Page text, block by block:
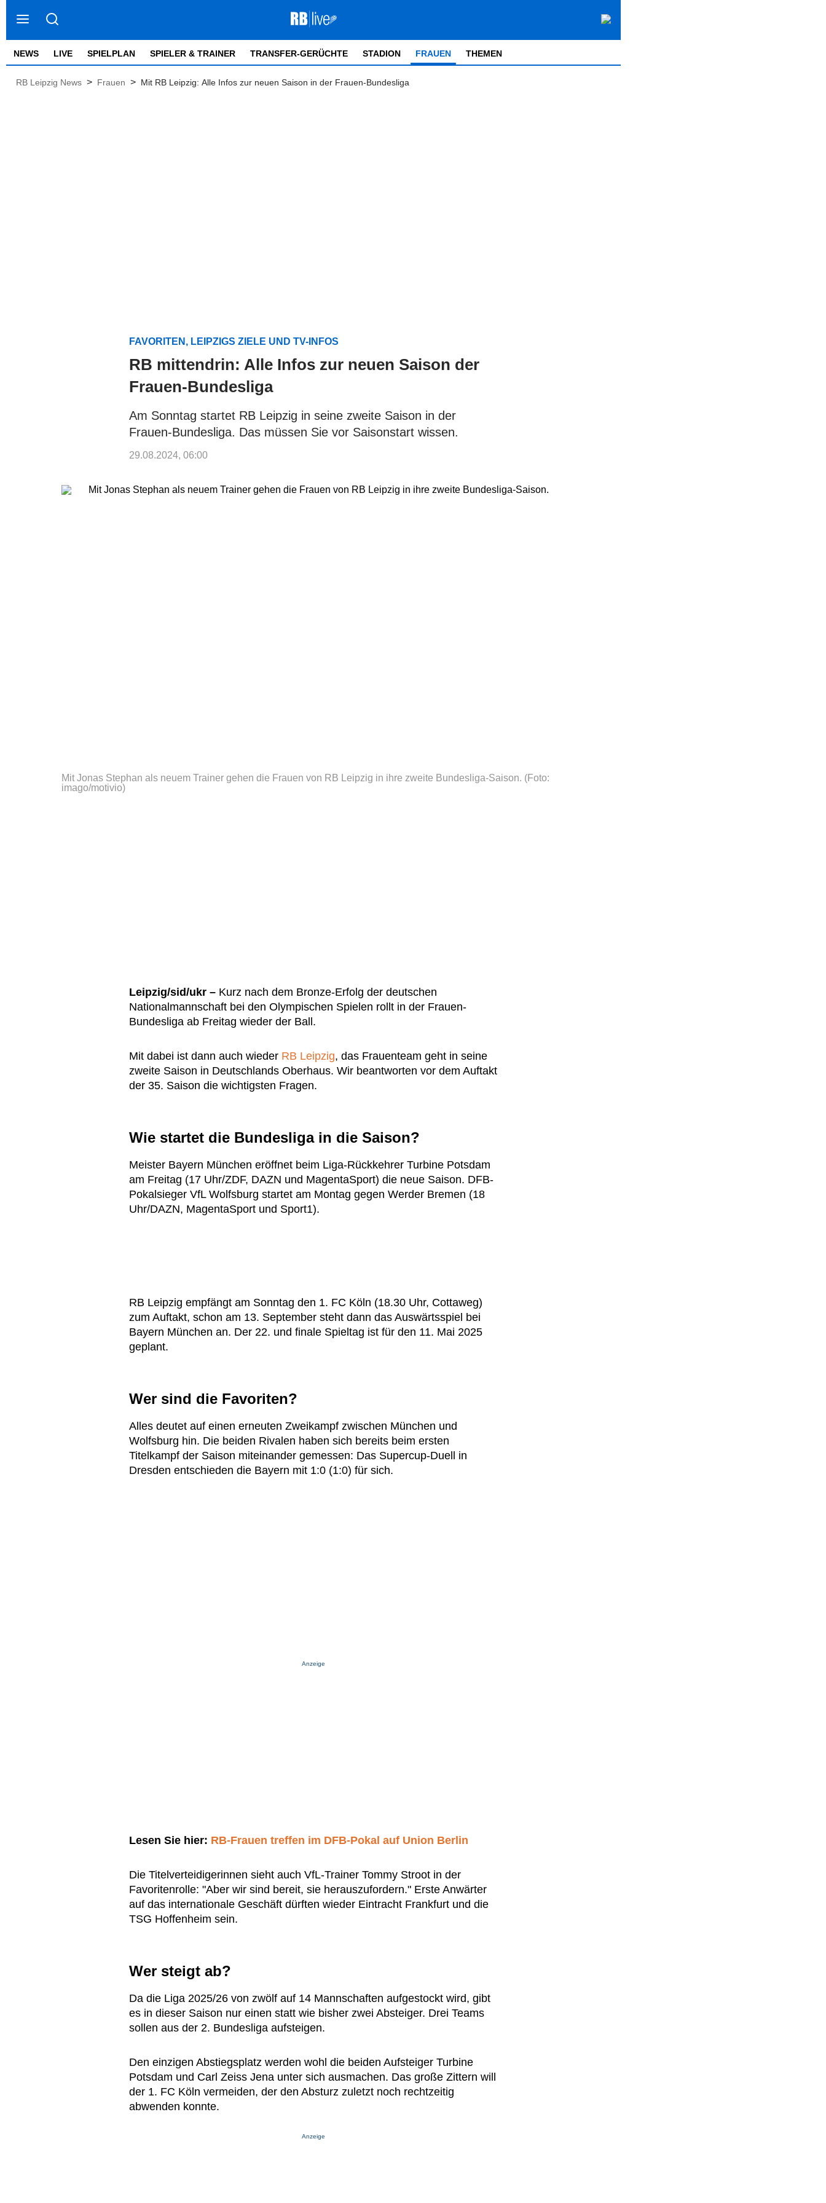
NEWS LIVE SPIELPLAN SPIELER & TRAINER TRANSFER-GERÜCHTE STADION FRAUEN THEMEN
RB Leipzig News > Frauen > Mit RB Leipzig: Alle Infos zur neuen Saison in der Frauen-Bundesliga
FAVORITEN, LEIPZIGS ZIELE UND TV-INFOS
RB mittendrin: Alle Infos zur neuen Saison der
Frauen-Bundesliga
Am Sonntag startet RB Leipzig in seine zweite Saison in der
Frauen-Bundesliga. Das müssen Sie vor Saisonstart wissen.
29.08.2024, 06:00
Mit Jonas Stephan als neuem Trainer gehen die Frauen von RB Leipzig in ihre zweite Bundesliga-Saison. (Foto:
imago/motivio)
Leipzig/sid/ukr – Kurz nach dem Bronze-Erfolg der deutschen
Nationalmannschaft bei den Olympischen Spielen rollt in der Frauen-
Bundesliga ab Freitag wieder der Ball.
Mit dabei ist dann auch wieder RB Leipzig, das Frauenteam geht in seine
zweite Saison in Deutschlands Oberhaus. Wir beantworten vor dem Auftakt
der 35. Saison die wichtigsten Fragen.
Wie startet die Bundesliga in die Saison?
Meister Bayern München eröffnet beim Liga-Rückkehrer Turbine Potsdam
am Freitag (17 Uhr/ZDF, DAZN und MagentaSport) die neue Saison. DFB-
Pokalsieger VfL Wolfsburg startet am Montag gegen Werder Bremen (18
Uhr/DAZN, MagentaSport und Sport1).
RB Leipzig empfängt am Sonntag den 1. FC Köln (18.30 Uhr, Cottaweg)
zum Auftakt, schon am 13. September steht dann das Auswärtsspiel bei
Bayern München an. Der 22. und finale Spieltag ist für den 11. Mai 2025
geplant.
Wer sind die Favoriten?
Alles deutet auf einen erneuten Zweikampf zwischen München und
Wolfsburg hin. Die beiden Rivalen haben sich bereits beim ersten
Titelkampf der Saison miteinander gemessen: Das Supercup-Duell in
Dresden entschieden die Bayern mit 1:0 (1:0) für sich.
Anzeige
Lesen Sie hier: RB-Frauen treffen im DFB-Pokal auf Union Berlin
Die Titelverteidigerinnen sieht auch VfL-Trainer Tommy Stroot in der
Favoritenrolle: "Aber wir sind bereit, sie herauszufordern." Erste Anwärter
auf das internationale Geschäft dürften wieder Eintracht Frankfurt und die
TSG Hoffenheim sein.
Wer steigt ab?
Da die Liga 2025/26 von zwölf auf 14 Mannschaften aufgestockt wird, gibt
es in dieser Saison nur einen statt wie bisher zwei Absteiger. Drei Teams
sollen aus der 2. Bundesliga aufsteigen.
Den einzigen Abstiegsplatz werden wohl die beiden Aufsteiger Turbine
Potsdam und Carl Zeiss Jena unter sich ausmachen. Das große Zittern will
der 1. FC Köln vermeiden, der den Absturz zuletzt noch rechtzeitig
abwenden konnte.
Anzeige